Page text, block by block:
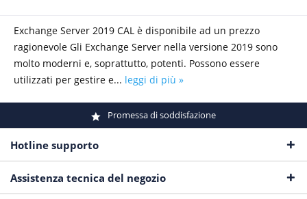
Exchange Server 2019 CAL è disponibile ad un prezzo
ragionevole Gli Exchange Server nella versione 2019 sono
molto moderni e, soprattutto, potenti. Possono essere
utilizzati per gestire e... leggi di più »
Promessa di soddisfazione
Hotline supporto
Assistenza tecnica del negozio